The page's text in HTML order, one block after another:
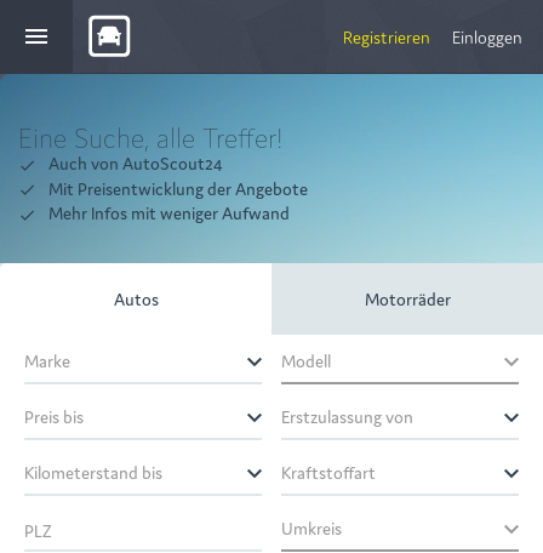
menu Registrieren Einloggen
Eine Suche, alle Treffer!
done Auch von AutoScout24
done Mit Preisentwicklung der Angebote
done Mehr Infos mit weniger Aufwand
Autos Motorräder
Marke keyboard_arrow_down
Preis bis keyboard_arrow_down
Kilometerstand bis keyboard_arrow_down
PLZ
Modell keyboard_arrow_down
Erstzulassung von keyboard_arrow_down
Kraftstoffart keyboard_arrow_down
Umkreis keyboard_arrow_down